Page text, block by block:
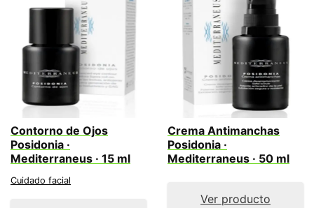
Contorno de Ojos
Posidonia ·
Mediterraneus · 15 ml
Cuidado facial
Crema Antimanchas
Posidonia ·
Mediterraneus · 50 ml
Ver producto